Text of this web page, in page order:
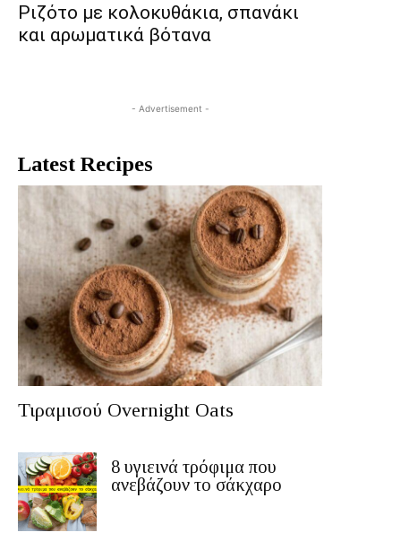
Ριζότο με κολοκυθάκια, σπανάκι
και αρωματικά βότανα
- Advertisement -
Latest Recipes
Τιραμισού Overnight Oats
8 υγιεινά τρόφιμα που
ανεβάζουν το σάκχαρο